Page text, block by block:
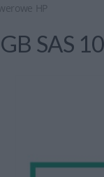
HP
SAS